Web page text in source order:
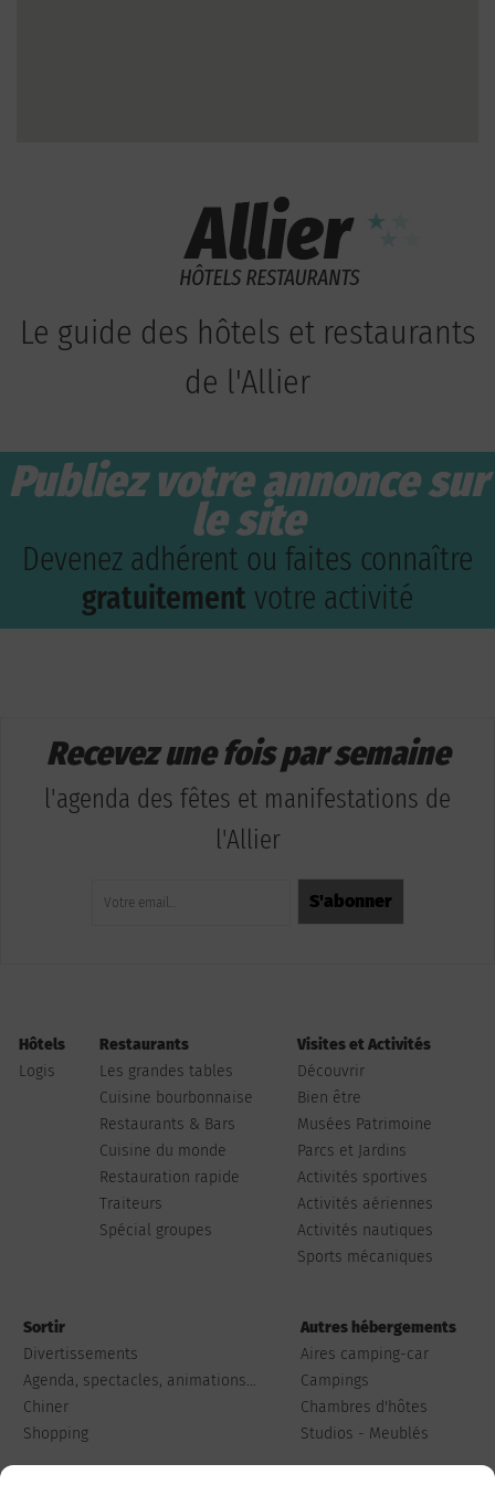
Le guide des hôtels et restaurants
de l'Allier
Publiez votre annonce sur
le site
Devenez adhérent ou faites connaître
gratuitement votre activité
Recevez une fois par semaine
l'agenda des fêtes et manifestations de
l'Allier
Hôtels
Logis
Restaurants
Les grandes tables
Cuisine bourbonnaise
Restaurants & Bars
Cuisine du monde
Restauration rapide
Traiteurs
Spécial groupes
Visites et Activités
Découvrir
Bien être
Musées Patrimoine
Parcs et Jardins
Activités sportives
Activités aériennes
Activités nautiques
Sports mécaniques
Sortir
Divertissements
Agenda, spectacles, animations...
Chiner
Shopping
Autres hébergements
Aires camping-car
Campings
Chambres d'hôtes
Studios - Meublés